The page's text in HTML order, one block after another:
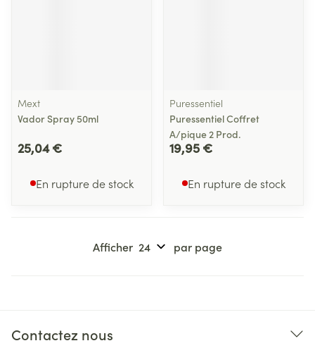
Mext
Vador Spray 50ml
25,04 €
En rupture de stock
Puressentiel
Puressentiel Coffret
A/pique 2 Prod.
19,95 €
En rupture de stock
Afficher par page
Contactez nous